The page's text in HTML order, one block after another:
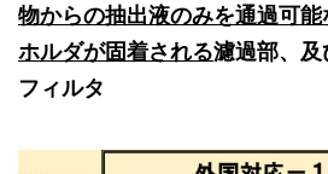
物からの抽出液のみを通過可能
ホルダが固着される濾過部、及
フィルタ